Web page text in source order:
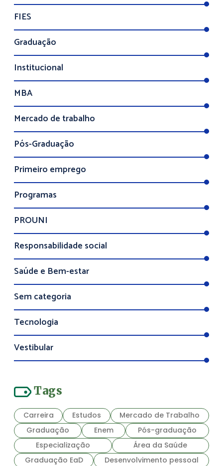
FIES
Graduação
Institucional
MBA
Mercado de trabalho
Pós-Graduação
Primeiro emprego
Programas
PROUNI
Responsabilidade social
Saúde e Bem-estar
Sem categoria
Tecnologia
Vestibular
Tags
Carreira Estudos
Mercado de Trabalho
Graduação
Enem
Pós-graduação
Especialização
Área da Saúde
Graduação EaD
Desenvolvimento pessoal